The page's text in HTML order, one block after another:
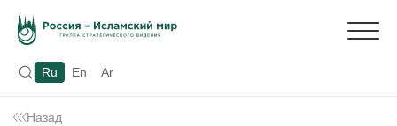
Ru En Ar
Назад